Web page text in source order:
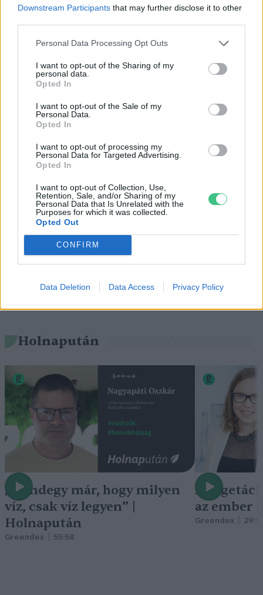
Downstream Participants that may further disclose it to other
Personal Data Processing Opt Outs
I want to opt-out of the Sharing of my
personal data.
Opted In
I want to opt-out of the Sale of my
Personal Data.
Opted In
I want to opt-out of processing my
Personal Data for Targeted Advertising.
Opted In
I want to opt-out of Collection, Use,
Retention, Sale, and/or Sharing of my
Personal Data that Is Unrelated with the
Purposes for which it was collected.
Opted Out
CONFIRM
Data Deletion Data Access Privacy Policy
Pár éven belül szivacsvárosokká
kellene alakítanunk a
településeinket – Podcast
Negatív vízállások, vízkorlátozások:
miképp takarékoskodhatsz a vízzel?
ÉLŐ BOLYGÓNK
Hogyan védekezzünk a hangyák ellen
természetes módon?
5 perc
Holnapután
„Mindegy már, hogy milyen
víz, csak víz legyen” |
Holnapután
Greendex 55:58
A
az ember
Greendex